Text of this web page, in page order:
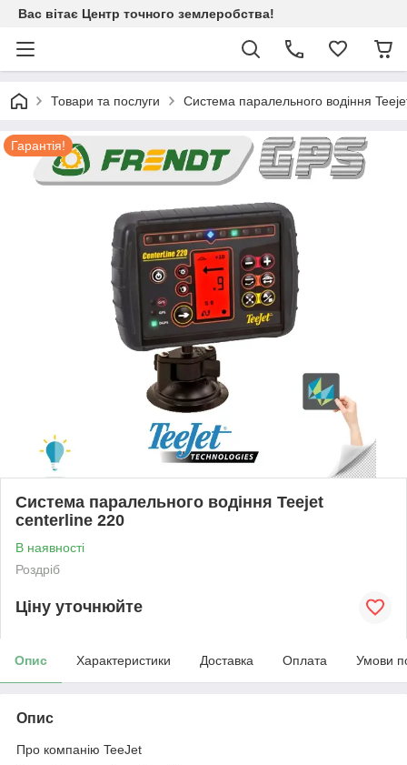
Вас вітає Центр точного землеробства!
Товари та послуги Система паралельного водіння
Гарантія!
Система паралельного водіння Teejet
centerline 220
В наявності
Роздріб
Ціну уточнюйте
Опис Характеристики Доставка Оплата Умови
Опис
Про компанію TeeJet